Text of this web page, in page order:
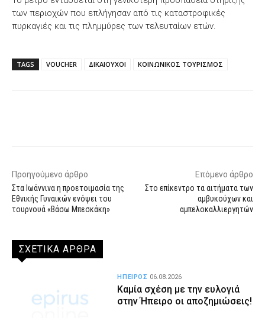
των περιοχών που επλήγησαν από τις καταστροφικές
πυρκαγιές και τις πλημμύρες των τελευταίων ετών.
TAGS VOUCHER ΔΙΚΑΙΟΥΧΟΙ ΚΟΙΝΩΝΙΚΟΣ ΤΟΥΡΙΣΜΟΣ
Προηγούμενο άρθρο
Στα Ιωάννινα η προετοιμασία της
Εθνικής Γυναικών ενόψει του
τουρνουά «Βάσω Μπεσκάκη»
Επόμενο άρθρο
Στο επίκεντρο τα αιτήματα των
αμβυκούχων και
αμπελοκαλλιεργητών
ΣΧΕΤΙΚΑ ΑΡΘΡΑ
Καμία σχέση με την ευλογιά
στην Ήπειρο οι αποζημιώσεις!
ΗΠΕΙΡΟΣ 06.08.2026